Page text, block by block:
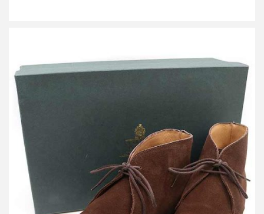
クロケット＆ジョーンズ TETBURY スエードチャッカブーツ
買取金額5,000円
詳しく見る